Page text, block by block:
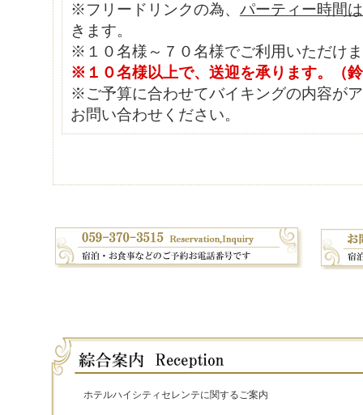
※フリードリンクの為、 パーティー時間
きます。
※１０名様～７０名様でご利用いただけ
※１０名様以上で、送迎を承ります。（
※ご予算に合わせてバイキングの内容が
お問い合わせください。
ホテルハイシティセレンテに関するご案内